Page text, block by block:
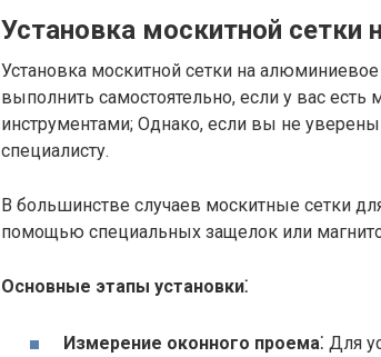
Установка москитной сетки
Установка москитной сетки на
выполнить самостоятельно, если у вас
инструментами; Однако, если вы не
специалисту.
В большинстве случаев москитные сетки
помощью специальных защелок или
Основные этапы установки⁚
Измерение оконного проема⁚ Для